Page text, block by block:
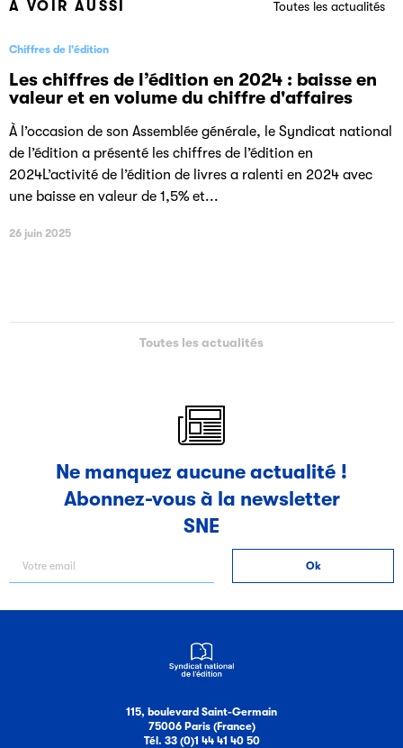
A VOIR AUSSI Toutes les actualités
Chiffres de l'édition
Les chiffres de l’édition en 2024 : baisse en
valeur et en volume du chiffre d'affaires
À l’occasion de son Assemblée générale, le Syndicat national
de l’édition a présenté les chiffres de l’édition en
2024L’activité de l’édition de livres a ralenti en 2024 avec
une baisse en valeur de 1,5% et...
26 juin 2025
Toutes les actualités
Ne manquez aucune actualité !
Abonnez-vous à la newsletter
SNE
115, boulevard Saint-Germain
75006 Paris (France)
Tél. 33 (0)1 44 41 40 50